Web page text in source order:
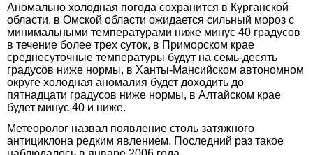
Аномально холодная погода сохранится в Курганской
области, в Омской области ожидается сильный мороз с
минимальными температурами ниже минус 40 градусов
в течение более трех суток, в Приморском крае
среднесуточные температуры будут на семь-десять
градусов ниже нормы, в Ханты-Мансийском автономном
округе холодная аномалия будет доходить до
пятнадцати градусов ниже нормы, в Алтайском крае
будет минус 40 и ниже.
Метеоролог назвал появление столь затяжного
антициклона редким явлением. Последний раз такое